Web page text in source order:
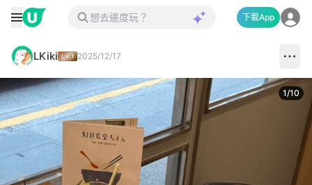
下載App
LKiki 2025/12/17
1/10